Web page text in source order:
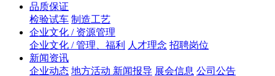
品质保证
检验试车 制造工艺
企业文化 / 资源管理
企业文化 / 管理、福利
人才理念 招聘岗位
新闻资讯
企业动态 地方活动 新闻报导 展会信息 公司公告